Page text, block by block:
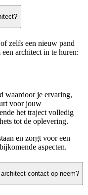
zelfs een nieuw pand
architect in te huren:
waardoor je ervaring,
voor jouw
het traject volledig
tot de oplevering.
en zorgt voor een
aspecten.
contact op neem?